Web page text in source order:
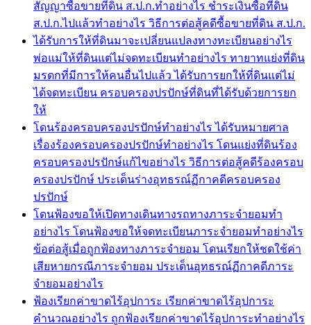
สัญญาซื้อขายที่ดิน ส.ป.ก.ทำอย่างไร ชำระเงินซื้อที่ดิน
ส.ป.ก.ไปแล้วทำอย่างไร วิธีการต่อสู้คดีซื้อขายที่ดิน ส.ป.ก.
ได้รับการให้ที่ดินมาจะเปลี่ยนแปลงทางทะเบียนอย่างไร
พ่อแม่ให้ที่ดินแต่ไม่จดทะเบียนทำอย่างไร ทายาทแย่งที่ดิน
มรดกที่มีการให้คนอื่นไปแล้ว ได้รับการยกให้ที่ดินแต่ไม่
ได้จดทะเบียน ครอบครองปรปักษ์ที่ดินที่ได้รับด้วยการยก
ให้
โดนร้องครอบครองปรปักษ์ทำอย่างไร ได้รับหมายศาล
เรื่องร้องครอบครองปรปักษ์ทำอย่างไร โดนแย่งที่ดินร้อง
ครอบครองปรปักษ์แก้ไขอย่างไร วิธีการต่อสู้คดีร้องครอบ
ครองปรปักษ์ ประเด็นร่างอุทธรณ์ฏีกาคดีครอบครอง
ปรปักษ์
โดนฟ้องขอให้เปิดทางเดินทางรถทางภาระจำยอมทำ
อย่างไร โดนฟ้องขอให้จดทะเบียนภาระจำยอมทำอย่างไร
ข้อต่อสู้เมื่อถูกฟ้องทางภาระจำยอม โดนเรียกให้ชดใช้ค่า
เสียหายกรณีภาระจำยอม ประเด็นอุทธรณ์ฏีกาคดีภาระ
จำยอมอย่างไร
ฟ้องเรียกค่าขาดไร้อุปการะ เรียกค่าขาดไร้อุปการะ
คำนวณอย่างไร ถูกฟ้องเรียกค่าขาดไร้อุปการะทำอย่างไร